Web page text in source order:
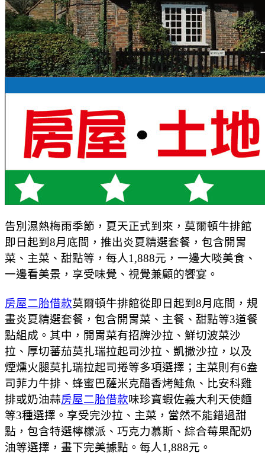
告別濕熱梅雨季節，夏天正式到來，莫爾頓牛排館
即日起到8月底間，推出炎夏精選套餐，包含開胃
菜、主菜、甜點等，每人1,888元，一邊大啖美食、
一邊看美景，享受味覺、視覺兼顧的饗宴。
房屋二胎借款莫爾頓牛排館從即日起到8月底間，規
畫炎夏精選套餐，包含開胃菜、主餐、甜點等3道餐
點組成。其中，開胃菜有招牌沙拉、鮮切波菜沙
拉、厚切蕃茄莫扎瑞拉起司沙拉、凱撒沙拉，以及
煙燻火腿莫扎瑞拉起司捲等多項選擇；主菜則有6盎
司菲力牛排、蜂蜜巴薩米克醋香烤鮭魚、比安科雞
排或奶油蒜房屋二胎借款味珍寶蝦佐義大利天使麵
等3種選擇。享受完沙拉、主菜，當然不能錯過甜
點，包含特選檸檬派、巧克力慕斯、綜合莓果配奶
油等選擇，畫下完美據點。每人1,888元。